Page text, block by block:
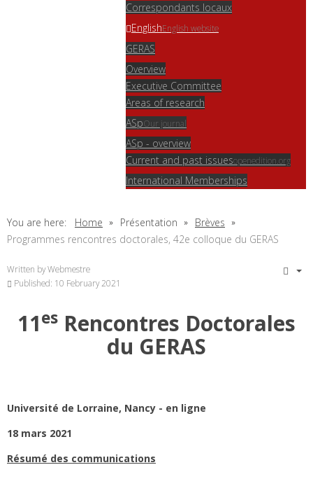
Correspondants locaux
EnglishEnglish website
GERAS
Overview
Executive Committee
Areas of research
ASpOur journal
ASp - overview
Current and past issuesopenedition.org
International Memberships
You are here: Home Présentation
Brèves
Programmes rencontres doctorales, 42e colloque du GERAS
Written byWebmestre
Published: 10 February 2021
11es Rencontres Doctorales
du GERAS
Université de Lorraine, Nancy - en ligne
18 mars 2021
Résumé des communications